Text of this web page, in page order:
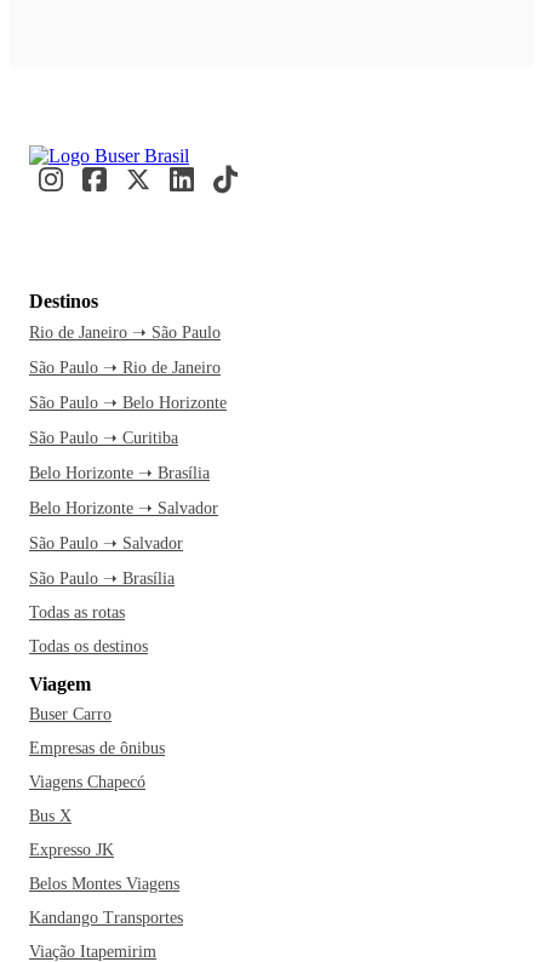
Destinos
Rio de Janeiro ➝ São Paulo
São Paulo ➝ Rio de Janeiro
São Paulo ➝ Belo Horizonte
São Paulo ➝ Curitiba
Belo Horizonte ➝ Brasília
Belo Horizonte ➝ Salvador
São Paulo ➝ Salvador
São Paulo ➝ Brasília
Todas as rotas
Todas os destinos
Viagem
Buser Carro
Empresas de ônibus
Viagens Chapecó
Bus X
Expresso JK
Belos Montes Viagens
Kandango Transportes
Viação Itapemirim